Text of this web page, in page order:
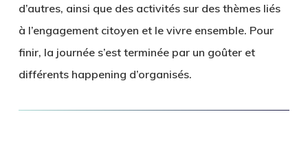
d’autres, ainsi que des activités sur des thèmes liés
à l’engagement citoyen et le vivre ensemble. Pour
finir, la journée s’est terminée par un goûter et
différents happening d’organisés.